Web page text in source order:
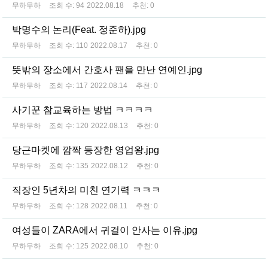
무하무하 조회 수: 94 2022.08.18 추천: 0
박명수의 논리(Feat. 정준하).jpg
무하무하 조회 수: 110 2022.08.17 추천: 0
뜻밖의 장소에서 간호사 팬을 만난 연예인.jpg
무하무하 조회 수: 117 2022.08.14 추천: 0
사기꾼 참교육하는 방법 ㅋㅋㅋㅋ
무하무하 조회 수: 120 2022.08.13 추천: 0
당근마켓에 깜짝 등장한 영업왕.jpg
무하무하 조회 수: 135 2022.08.12 추천: 0
직장인 5년차의 미친 연기력 ㅋㅋㅋ
무하무하 조회 수: 128 2022.08.11 추천: 0
여성들이 ZARA에서 귀걸이 안사는 이유.jpg
무하무하 조회 수: 125 2022.08.10 추천: 0